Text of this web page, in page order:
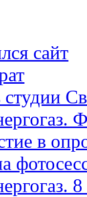
сайт
студии
в